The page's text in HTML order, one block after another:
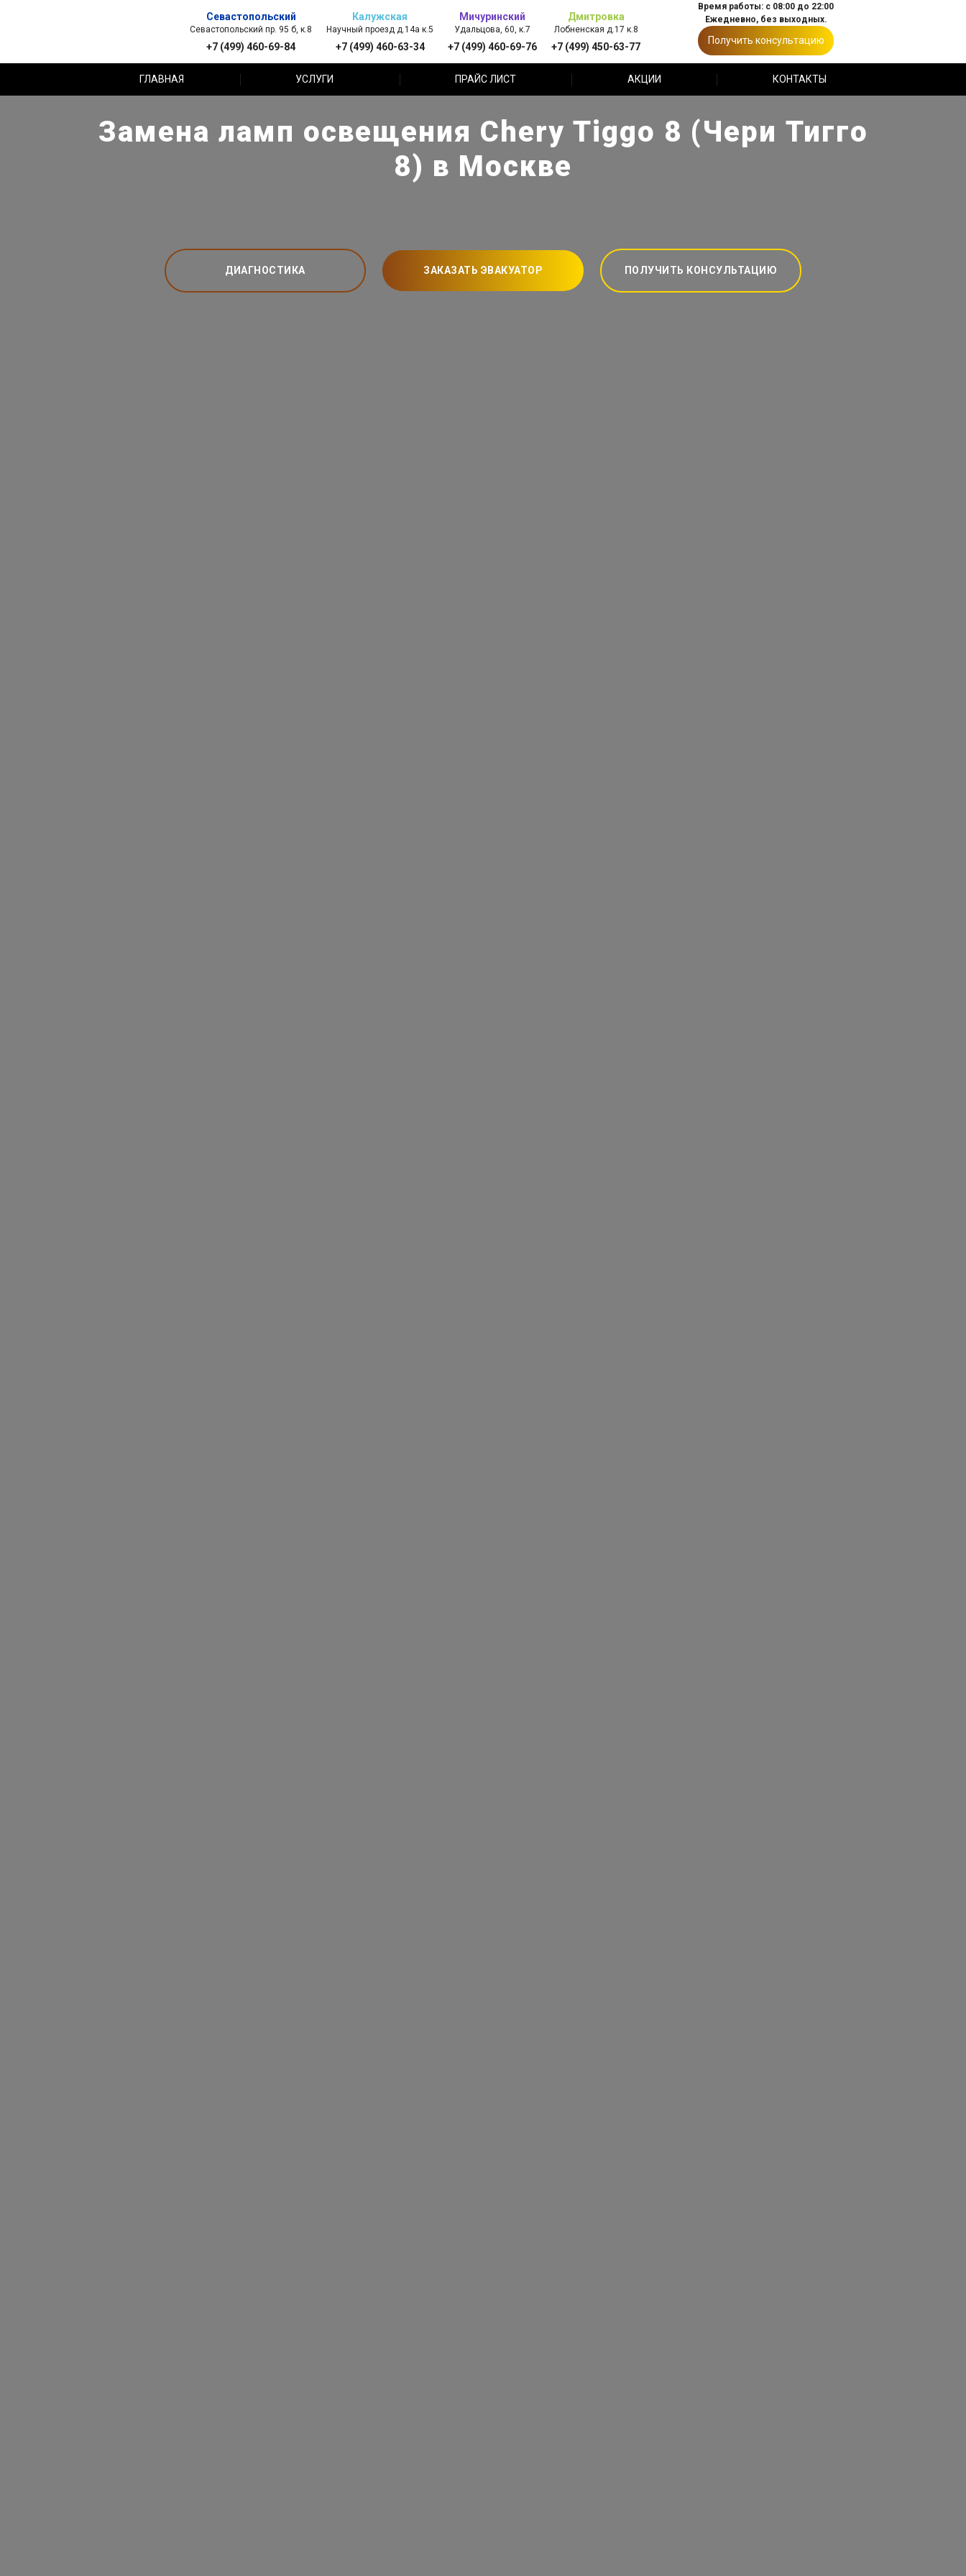
Севастопольский
Севастопольский пр. 95 б, к.8
+7 (499) 460-69-84
Калужская
Научный проезд д.14а к.5
+7 (499) 460-63-34
Мичуринский
Удальцова, 60, к.7
+7 (499) 460-69-76
Дмитровка
Лобненская д.17 к.8
+7 (499) 450-63-77
Время работы: с 08:00 до 22:00
Ежедневно, без выходных.
Получить консультацию
ГЛАВНАЯ УСЛУГИ ПРАЙС ЛИСТ АКЦИИ КОНТАКТЫ
Замена ламп освещения Chery Tiggo 8 (Чери Тигго
8) в Москве
ДИАГНОСТИКА ЗАКАЗАТЬ ЭВАКУАТОР ПОЛУЧИТЬ КОНСУЛЬТАЦИЮ